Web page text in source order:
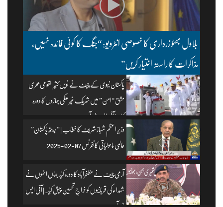
بلاول بھٹو زرداری کا خصوصی انٹرویو: “جنگ کا کوئی فائدہ نہیں،
مذاکرات کا راستہ اختیار کریں”
پاکستان نیوی کے چیف نے نویں کثیر القومی بحری
مشق “امن” میں شریک غیر ملکی جہازوں کا دورہ
کیا۔ | آئی ایس پی آر
وزیرِ اعظم شہباز شریف کا خطاب | “بریتھ پاکستان”
عالمی ماحولیاتی کانفرنس 07-02-2025
آرمی چیف نے مظفرآباد کا دورہ کیا، جہاں انہوں نے
شہداء کی قربانیوں کو خراجِ تحسین پیش کیا۔ | آئی ایس